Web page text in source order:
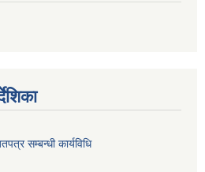
सम्बन्धी कार्यविधि